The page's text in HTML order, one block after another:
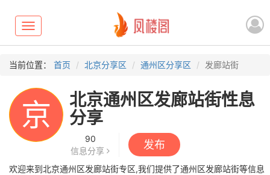
Toggle
navigation
当前位置： 首页 北京分享区 通州区分享区 发廊站街
京
北京通州区发廊站街性息
分享
90
信息分享
发布
欢迎来到北京通州区发廊站街专区,我们提供了通州区发廊站街等信息